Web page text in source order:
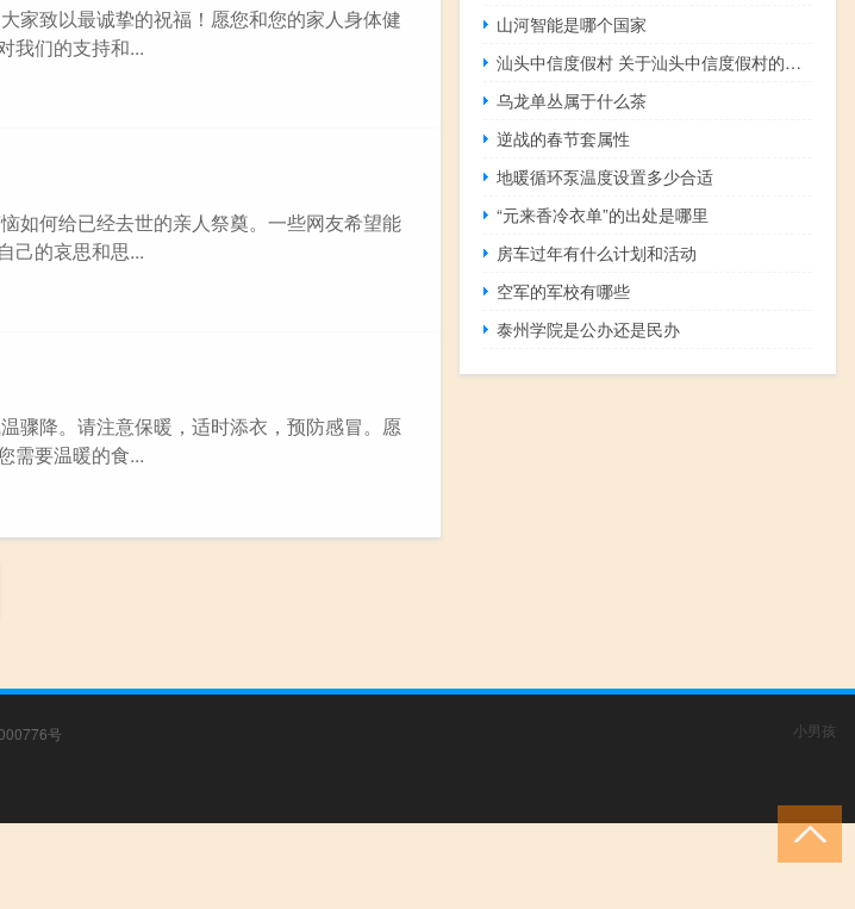
家致以最诚挚的祝福！愿您和您的家人身体健
我们的支持和...
如何给已经去世的亲人祭奠。一些网友希望能
己的哀思和思...
骤降。请注意保暖，适时添衣，预防感冒。愿
需要温暖的食...
山河智能是哪个国家
汕头中信度假村 关于汕头中信度假村的介绍
乌龙单丛属于什么茶
逆战的春节套属性
地暖循环泵温度设置多少合适
“元来香冷衣单”的出处是哪里
房车过年有什么计划和活动
空军的军校有哪些
泰州学院是公办还是民办
号
小男孩